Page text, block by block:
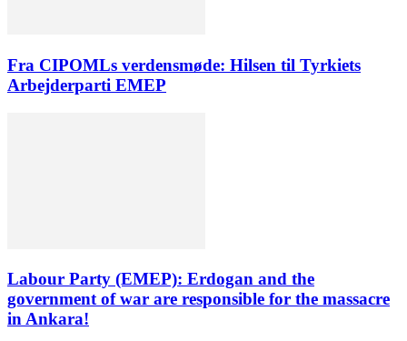
Fra CIPOMLs verdensmøde: Hilsen til Tyrkiets
Arbejderparti EMEP
Labour Party (EMEP): Erdogan and the
government of war are responsible for the massacre
in Ankara!